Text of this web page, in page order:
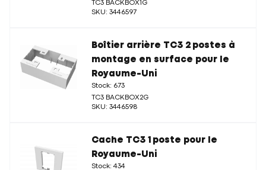
TC3 BACKBOX1G
SKU: 3446597
Boîtier arrière TC3 2 postes à
montage en surface pour le
Royaume-Uni
Stock: 673
TC3 BACKBOX2G
SKU: 3446598
Cache TC3 1 poste pour le
Royaume-Uni
Stock: 434